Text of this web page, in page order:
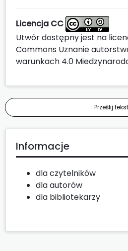
Licencja CC
Utwór dostępny jest na
Commons Uznanie
warunkach 4.0
Prześlij tekst
Informacje
dla czytelników
dla autorów
dla bibliotekarzy